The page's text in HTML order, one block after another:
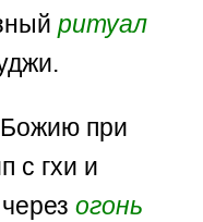
ритуал
Божию при
с гхи и
огонь